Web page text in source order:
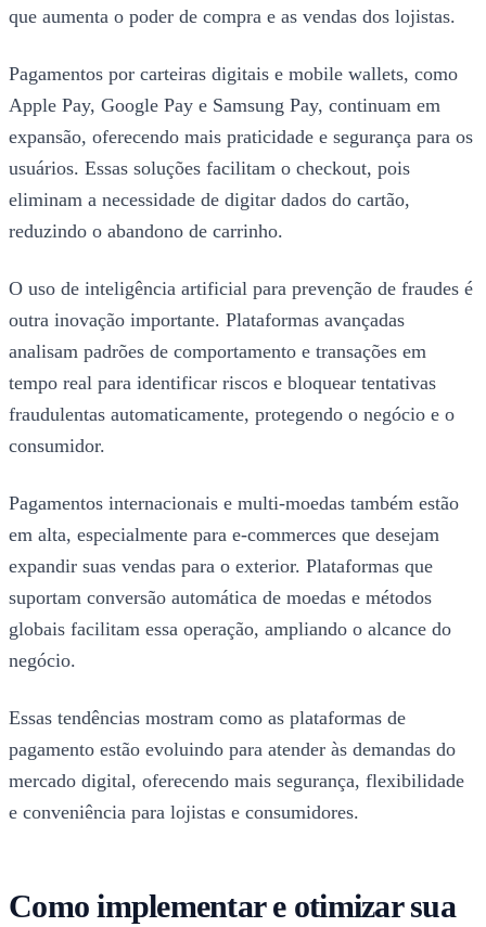
que aumenta o poder de compra e as vendas dos lojistas.
Pagamentos por carteiras digitais e mobile wallets, como
Apple Pay, Google Pay e Samsung Pay, continuam em
expansão, oferecendo mais praticidade e segurança para os
usuários. Essas soluções facilitam o checkout, pois
eliminam a necessidade de digitar dados do cartão,
reduzindo o abandono de carrinho.
O uso de inteligência artificial para prevenção de fraudes é
outra inovação importante. Plataformas avançadas
analisam padrões de comportamento e transações em
tempo real para identificar riscos e bloquear tentativas
fraudulentas automaticamente, protegendo o negócio e o
consumidor.
Pagamentos internacionais e multi-moedas também estão
em alta, especialmente para e-commerces que desejam
expandir suas vendas para o exterior. Plataformas que
suportam conversão automática de moedas e métodos
globais facilitam essa operação, ampliando o alcance do
negócio.
Essas tendências mostram como as plataformas de
pagamento estão evoluindo para atender às demandas do
mercado digital, oferecendo mais segurança, flexibilidade
e conveniência para lojistas e consumidores.
Como implementar e otimizar sua